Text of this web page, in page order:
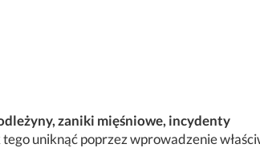
zaniki mięśniowe, incydenty
tego uniknąć poprzez wprowadzenie